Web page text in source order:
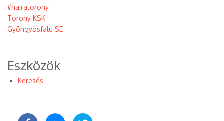
#hajratorony
Torony KSK
Gyöngyösfalu SE
Eszközök
Keresés